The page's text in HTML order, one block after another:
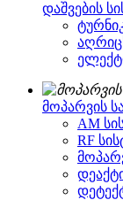
დაშვების
მოპარვის
AM
RF